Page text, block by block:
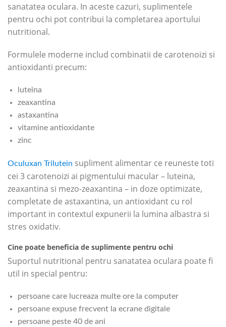
sanatatea oculara. In aceste cazuri, suplimentele
pentru ochi pot contribui la completarea aportului
nutritional.
Formulele moderne includ combinatii de carotenoizi si
antioxidanti precum:
luteina
zeaxantina
astaxantina
vitamine antioxidante
zinc
Oculuxan Trilutein supliment alimentar ce reuneste toti
cei 3 carotenoizi ai pigmentului macular – luteina,
zeaxantina si mezo-zeaxantina – in doze optimizate,
completate de astaxantina, un antioxidant cu rol
important in contextul expunerii la lumina albastra si
stres oxidativ.
Cine poate beneficia de suplimente pentru ochi
Suportul nutritional pentru sanatatea oculara poate fi
util in special pentru:
persoane care lucreaza multe ore la computer
persoane expuse frecvent la ecrane digitale
persoane peste 40 de ani